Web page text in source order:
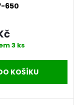
650
3 ks
KOŠÍKU